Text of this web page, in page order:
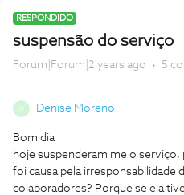
RESPONDIDO
suspensão do serviço
Forum|Forum|2 years ago 5
Denise Moreno
Bom dia
hoje suspenderam me o serviço,
foi causa pela irresponsabilidade
colaboradores? Porque se ela